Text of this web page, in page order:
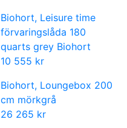
Biohort, Leisure time
förvaringslåda 180
quarts grey Biohort
10 555 kr
Biohort, Loungebox 200
cm mörkgrå
26 265 kr